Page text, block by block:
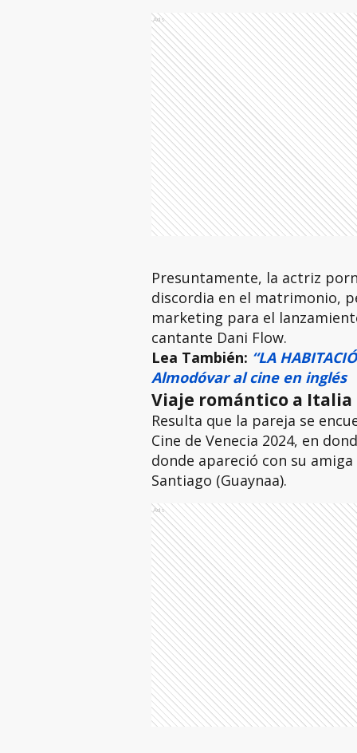
Ads
Presuntamente, la actriz
discordia en el matrimonio,
marketing para el
cantante Dani Flow.
Lea También: “LA
Almodóvar al cine en inglés
Viaje romántico a Italia
Resulta que la pareja se
Cine de Venecia 2024, en
donde apareció con su amiga
Santiago (Guaynaa).
Ads